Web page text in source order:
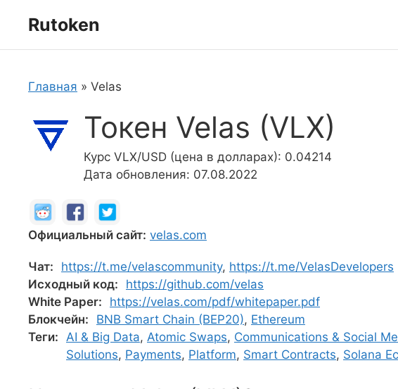
Rutoken
Главная » Velas
Токен Velas (VLX)
Курс VLX/USD (цена в долларах): 0.04214
Дата обновления: 07.08.2022
Официальный сайт: velas.com
Чат: https://t.me/velascommunity, https://t.me/VelasDevelopers
Исходный код:
https://github.com/velas
White Paper:
https://velas.com/pdf/whitepaper.pdf
Блокчейн:
BNB Smart Chain (BEP20), Ethereum
Теги: AI & Big Data, Atomic Swaps, Communications & Social
Solutions, Payments, Platform, Smart Contracts, Solana